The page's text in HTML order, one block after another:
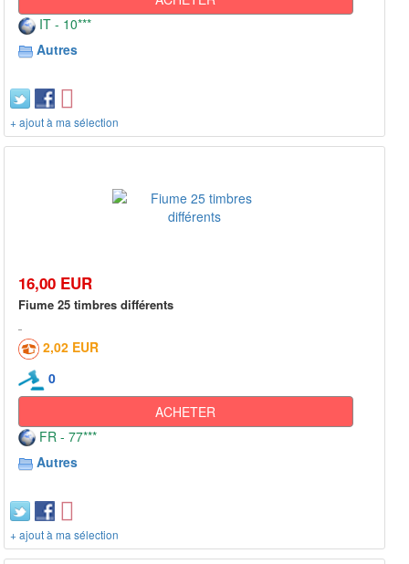
IT - 10***
Autres
+ ajout à ma sélection
16,00 EUR
Fiume 25 timbres différents
2,02 EUR
0
ACHETER
FR - 77***
Autres
+ ajout à ma sélection